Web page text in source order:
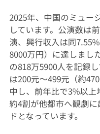
2025年、中国のミュー
しています。公演数は
演、興行収入は同
8000万円）に達しまし
の818万5900人を記録
は200元〜499元（約
中し、前年比で3%以
約4割が他都市へ観劇
ドとなっています。